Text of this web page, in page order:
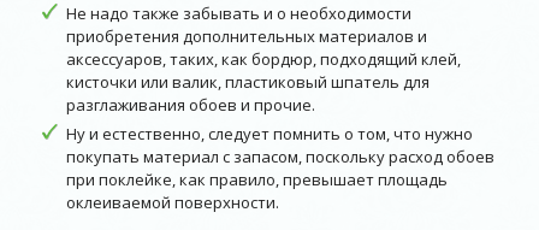
Не надо также забывать и о необходимости
приобретения дополнительных материалов и
аксессуаров, таких, как бордюр, подходящий клей,
кисточки или валик, пластиковый шпатель для
разглаживания обоев и прочие.
Ну и естественно, следует помнить о том, что нужно
покупать материал с запасом, поскольку расход обоев
при поклейке, как правило, превышает площадь
оклеиваемой поверхности.